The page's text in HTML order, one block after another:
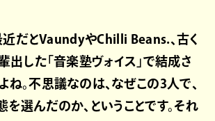
近だとVaundyやChilli Beans.、古く
出した「音楽塾ヴォイス」で結成さ
ね。不思議なのは、なぜこの3人で、
を選んだのか、ということです。それ